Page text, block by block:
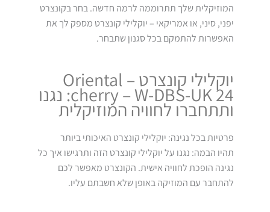
המוזיקלית שלך תתרוממה לרמה חדשה. בחר בקונצרט
יפני, סיני, או אמריקאי – יוקלילי קונצרט מספק לך את
האפשרות להתמקם בכל סגנון שתבחר.
יוקלילי קונצרט – Oriental
cherry – W-DBS-UK 24: נגנו
ותתחברו לחוויה המוזיקלית
פרטיות בכל נגינה: יוקלילי קונצרט האיכותי ביותר
תהיו הבמה: נגנו על יוקלילי קונצרט הזה ותרגישו איך כל
נגינה הופכת לחוויה אישית. הקונצרט מאפשר לכם
להתחבר עם המוזיקה באופן שלא חשבתם עליו.